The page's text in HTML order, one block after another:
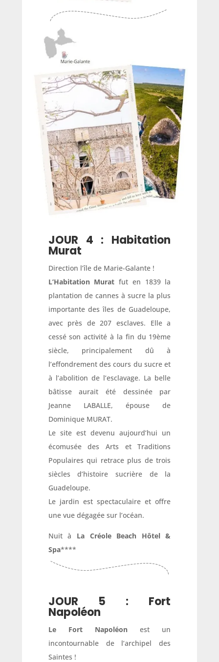
JOUR 4 : Habitation
Murat
Direction l’île de Marie-Galante !
L’Habitation Muratfut en 1839 la
plantation de cannes à sucre la plus
importante des îles de Guadeloupe,
avec près de 207 esclaves. Elle a
cessé son activité à la fin du 19ème
siècle, principalement dû à
l’effondrement des cours du sucre et
à l’abolition de l’esclavage. La belle
bâtisse aurait été dessinée par
Jeanne LABALLE, épouse de
Dominique MURAT.
Le site est devenu aujourd’hui un
écomusée des Arts et Traditions
Populaires qui retrace plus de trois
siècles d’histoire sucrière de la
Guadeloupe.
Le jardin est spectaculaire et offre
une vue dégagée sur l’océan.
Nuit à La Créole Beach Hôtel &
Spa****
JOUR 5 : Fort
Napoléon
Le Fort Napoléonest un
incontournable de l’archipel des
Saintes !